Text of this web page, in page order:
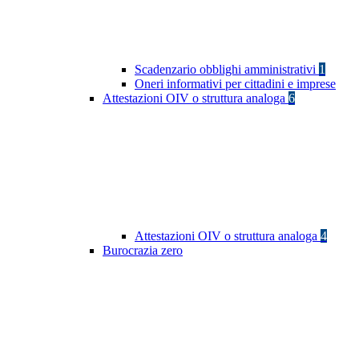
Scadenzario obblighi amministrativi 1
Oneri informativi per cittadini e imprese
Attestazioni OIV o struttura analoga 6
Attestazioni OIV o struttura analoga 4
Burocrazia zero